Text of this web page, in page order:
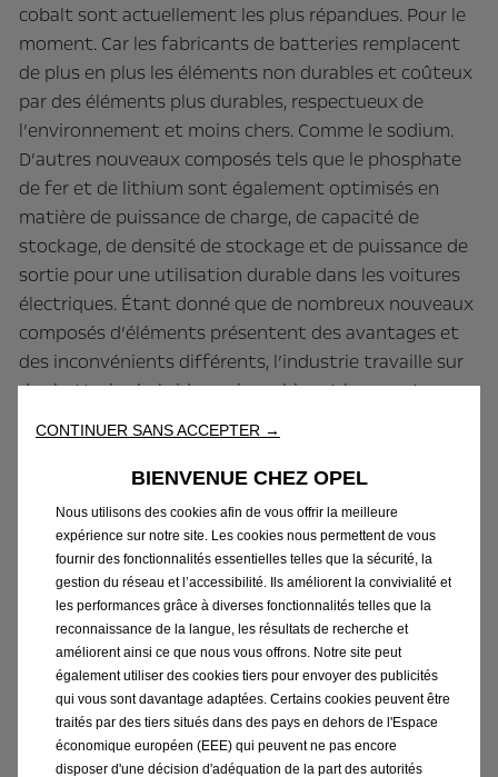
cobalt sont actuellement les plus répandues. Pour le
moment. Car les fabricants de batteries remplacent
de plus en plus les éléments non durables et coûteux
par des éléments plus durables, respectueux de
l’environnement et moins chers. Comme le sodium.
D’autres nouveaux composés tels que le phosphate
de fer et de lithium sont également optimisés en
matière de puissance de charge, de capacité de
stockage, de densité de stockage et de puissance de
sortie pour une utilisation durable dans les voitures
électriques. Étant donné que de nombreux nouveaux
composés d’éléments présentent des avantages et
des inconvénients différents, l’industrie travaille sur
des batteries hybrides qui combinent les avantages
de différentes chimies cellulaires grâce à un contrôle
manganèse et les cellules au sodium forment par
exemple une batterie hybride.
La chimie cellulaire est une caractéristique spécifique.
La forme de la batterie est différente, chacune
présentant des avantages spécifiques: cellules
rondes, cellules parallélépipédiques, lames. Mais,
quelle que soit la forme d’une batterie moderne, elles
ont toutes une longue durée de vie comprise entre
200 000 km et environ 450 000 km. La taille de la
batterie et la fréquence des processus de recharge
CONTINUER SANS ACCEPTER →
BIENVENUE CHEZ OPEL
Nous utilisons des cookies afin de vous offrir la meilleure
expérience sur notre site. Les cookies nous permettent de vous
fournir des fonctionnalités essentielles telles que la sécurité, la
gestion du réseau et l’accessibilité. Ils améliorent la convivialité et
les performances grâce à diverses fonctionnalités telles que la
reconnaissance de la langue, les résultats de recherche et
améliorent ainsi ce que nous vous offrons. Notre site peut
également utiliser des cookies tiers pour envoyer des publicités
qui vous sont davantage adaptées. Certains cookies peuvent être
traités par des tiers situés dans des pays en dehors de l'Espace
économique européen (EEE) qui peuvent ne pas encore
disposer d'une décision d'adéquation de la part des autorités